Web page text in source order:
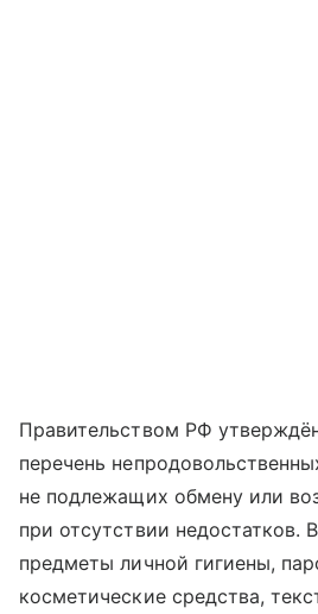
Правительством РФ
перечень
не подлежащих обмену или
при отсутствии недостатков.
предметы личной гигиены,
косметические средства,